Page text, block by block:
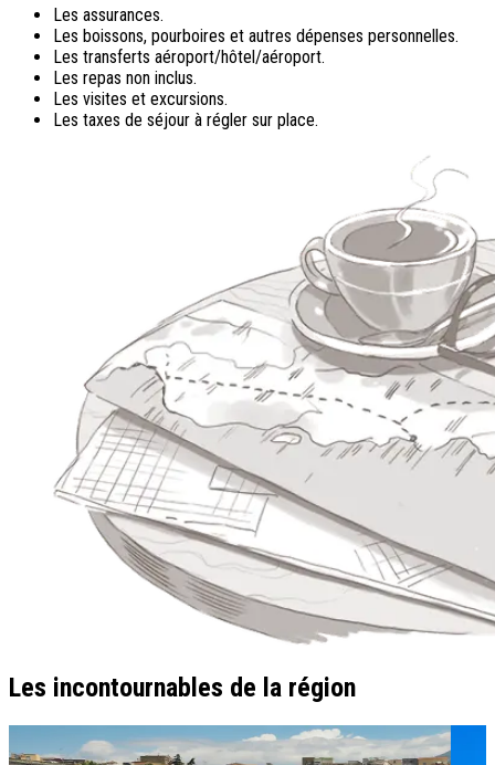
Les assurances.
Les boissons, pourboires et autres dépenses personnelles.
Les transferts aéroport/hôtel/aéroport.
Les repas non inclus.
Les visites et excursions.
Les taxes de séjour à régler sur place.
Les incontournables de la région